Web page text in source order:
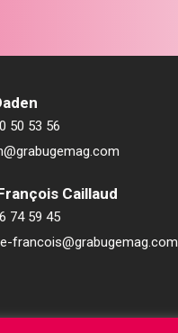
50 53 56
Caillaud
74 59 45
francois@grabugemag.com